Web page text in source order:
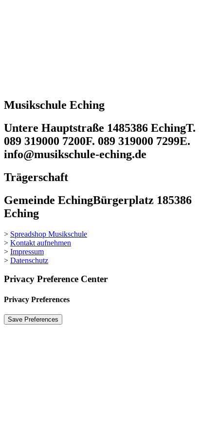
Musikschule Eching
Untere Hauptstraße 1485386 EchingT.
089 319000 7200F. 089 319000 7299E.
info@musikschule-eching.de
Trägerschaft
Gemeinde EchingBürgerplatz 185386
Eching
> Spreadshop Musikschule
> Kontakt aufnehmen
> Impressum
> Datenschutz
Privacy Preference Center
Privacy Preferences